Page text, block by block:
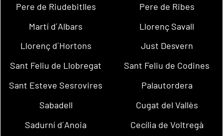
Pere de Riudebitlles
Pere de Ribes
Martí d´Albars
Llorenç Savall
Llorenç d´Hortons
Just Desvern
Sant Feliu de Llobregat
Sant Feliu de Codines
Sant Esteve Sesrovires
Palautordera
Sabadell
Cugat del Vallès
Sadurní d´Anoia
Cecília de Voltregà